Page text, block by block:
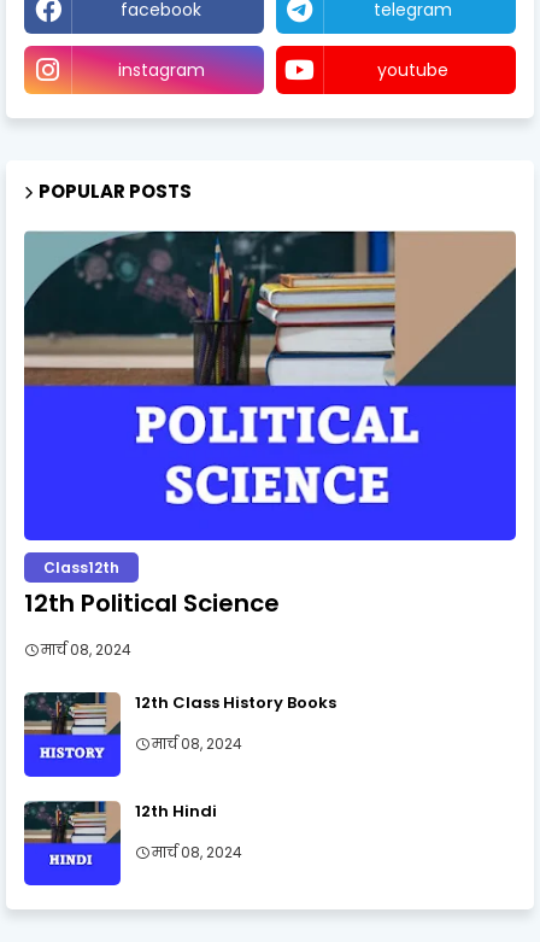
facebook telegram
instagram youtube
POPULAR POSTS
Class12th
12th Political Science
मार्च 08, 2024
12th Class History Books
मार्च 08, 2024
12th Hindi
मार्च 08, 2024